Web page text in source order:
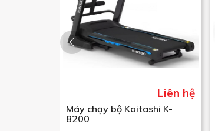
Liên hệ
Máy chạy bộ Kaitashi K-
8200